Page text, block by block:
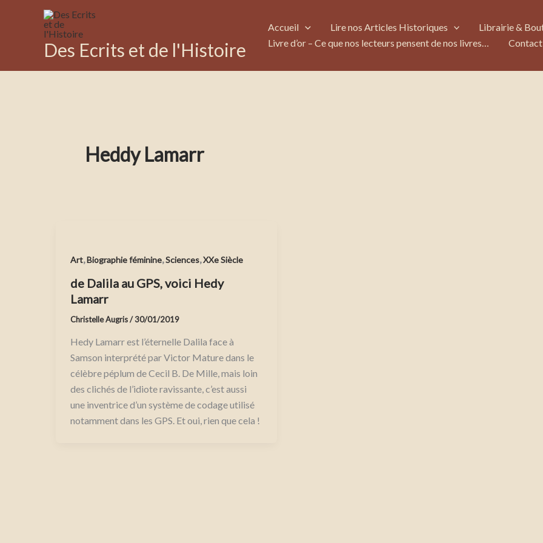
Des Ecrits et de l'Histoire
Accueil Lire nos Articles Historiques
Librairie &
Livre d’or – Ce que nos lecteurs pensent de nos livres…
Contact
Heddy Lamarr
Art,Biographie féminine,Sciences,XXe Siècle
de Dalila au GPS, voici Hedy
Lamarr
Christelle Augris/30/01/2019
Hedy Lamarr est l’éternelle Dalila face à
Samson interprété par Victor Mature dans le
célèbre péplum de Cecil B. De Mille, mais loin
des clichés de l’idiote ravissante, c’est aussi
une inventrice d’un système de codage utilisé
notamment dans les GPS. Et oui, rien que cela !